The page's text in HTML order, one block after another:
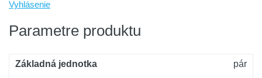
Vyhlásenie
Parametre produktu
Základná jednotka
pár